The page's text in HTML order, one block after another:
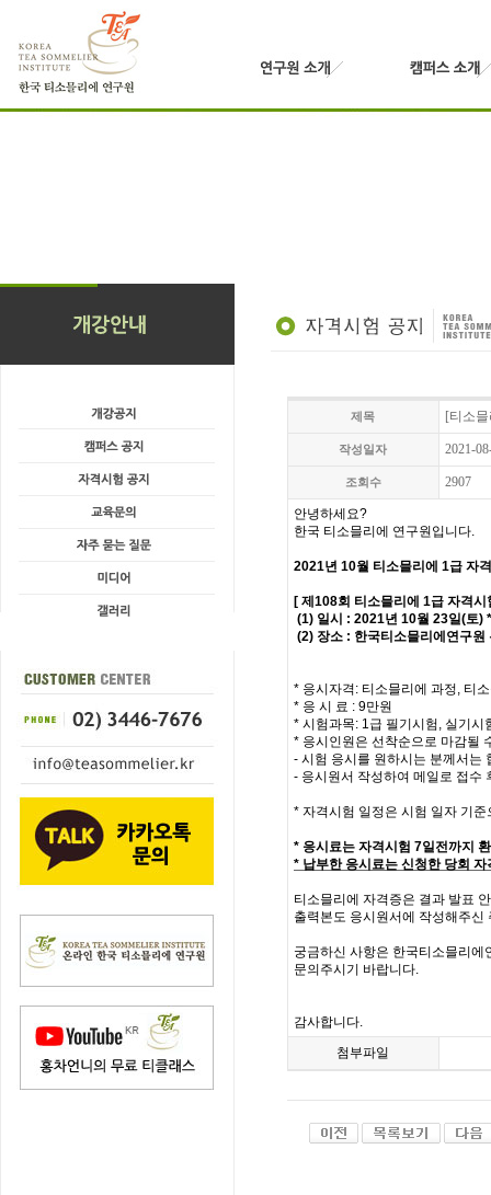
제목 [티소
작성일자 2021-
조회수 2907
안녕하세요?
한국 티소믈리에 연구원입니다.
2021년 10월 티소믈리에 1급 자
[ 제108회 티소믈리에 1급 자격시
(1) 일시 : 2021년 10월 23일(토)
(2) 장소 : 한국티소믈리에연구원
* 응시자격: 티소믈리에 과정, 티
* 응 시 료 : 9만원
* 시험과목: 1급 필기시험, 실기시
* 응시인원은 선착순으로 마감될
- 시험 응시를 원하시는 분께서는
- 응시원서 작성하여 메일로 접수
* 자격시험 일정은 시험 일자 기
* 응시료는 자격시험 7일전까지
* 납부한 응시료는 신청한 당회
티소믈리에 자격증은 결과 발표
출력본도 응시원서에 작성해주신
궁금하신 사항은 한국티소믈리에
문의주시기 바랍니다.
감사합니다.
첨부파일